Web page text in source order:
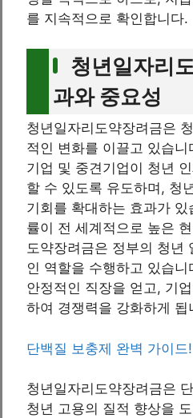
를 지속적으로 확인합니다.
청년일자리
과와 중요성
청년일자리도약장려금은
적인 변화를 이끌고 있습
기업 및 중견기업이 청년
할 수 있도록 유도하며, 청
기회를 확대하는 효과가
률이 전 세계적으로 높은
도약장려금은 정부의 청년
인 역할을 수행하고 있습
안정적인 직장을 얻고, 기
하여 경쟁력을 강화하게 됩
단백질 보충제 완벽 가이드
청년일자리도약장려금은
청년 고용의 질적 향상을